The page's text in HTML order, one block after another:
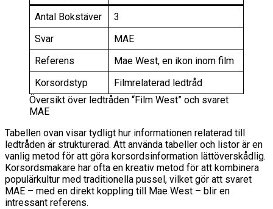
Antal Bokstäver
3
Svar
MAE
Referens
Mae West, en ikon inom film
Korsordstyp
Filmrelaterad ledtråd
Översikt över ledtråden “Film West” och svaret
MAE
Tabellen ovan visar tydligt hur informationen relaterad till
ledtråden är strukturerad. Att använda tabeller och listor är en
vanlig metod för att göra korsordsinformation lättöverskådlig.
Korsordsmakare har ofta en kreativ metod för att kombinera
populärkultur med traditionella pussel, vilket gör att svaret
MAE – med en direkt koppling till Mae West – blir en
intressant referens.